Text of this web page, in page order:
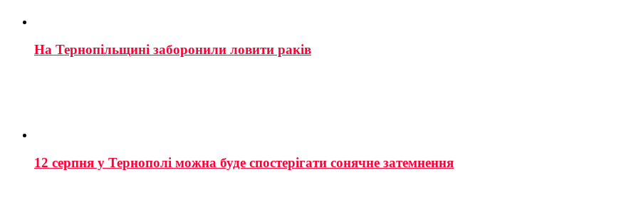
На Тернопільщині заборонили ловити раків
12 серпня у Тернополі можна буде спостерігати сонячне затемнення